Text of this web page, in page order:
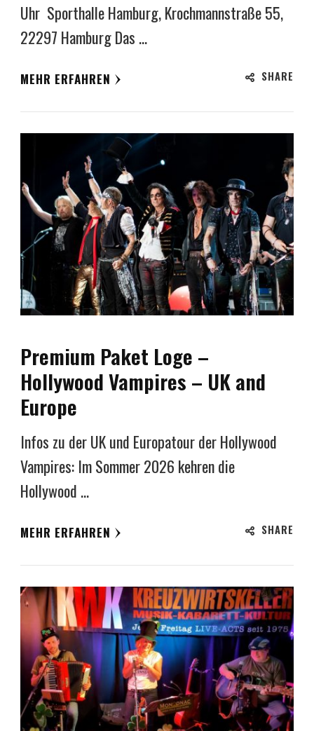
Uhr Sporthalle Hamburg, Krochmannstraße 55,
22297 Hamburg Das …
MEHR ERFAHREN SHARE
Premium Paket Loge –
Hollywood Vampires – UK and
Europe
Infos zu der UK und Europatour der Hollywood
Vampires: Im Sommer 2026 kehren die
Hollywood …
MEHR ERFAHREN SHARE